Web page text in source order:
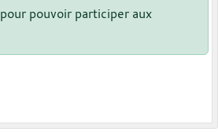
pour pouvoir participer aux